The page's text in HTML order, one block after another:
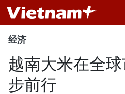
经济
越南大米在全
步前行